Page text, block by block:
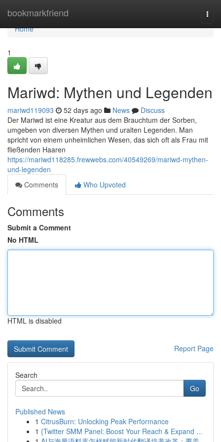
bookmarkfriend
Home
Home
1
Mariwd: Mythen und Legenden
mariwd119093 52 days ago News
Discuss
Der Mariwd ist eine Kreatur aus dem Brauchtum der Sorben,
umgeben von diversen Mythen und uralten Legenden. Man
spricht von einem unheimlichen Wesen, das sich oft als Frau mit
fließenden Haaren
https://mariwd118285.frewwebs.com/40549269/mariwd-mythen-
und-legenden
Comments
Who Upvoted
Comments
Submit a Comment
No HTML
HTML is disabled
Report Page
Search
Go
Published News
1 CitrusBurn: Unlocking Peak Performance
1 {Twitter SMM Panel: Boost Your Reach & Expand ...